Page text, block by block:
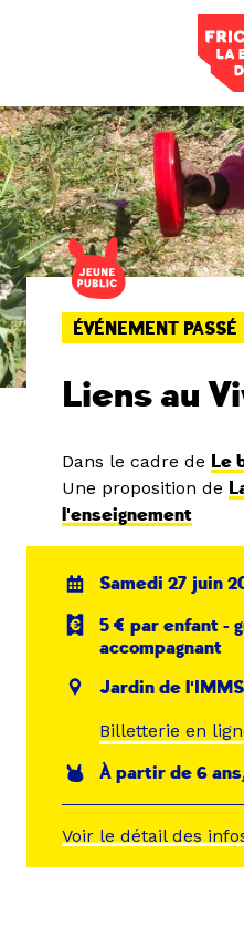
ÉVÉNEMENT PASSÉ
Liens au
Dans le cadre de Le
Une proposition de
l'enseignement
Samedi 27 juin
5 € par enfant -
accompagnant
Jardin de l'IMMS
Billetterie en
À partir de 6
Voir le détail des
Panneau de gestion des